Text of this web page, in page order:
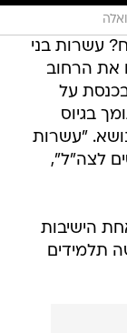
עשרות בני
את הרחוב
על
בגיוס
"עשרות
לצה"ל",
הישיבות
תלמידים